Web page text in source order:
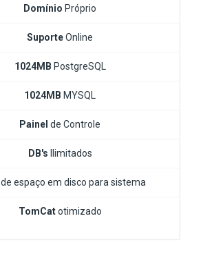
Domínio Próprio
SuporteOnline
1024MB PostgreSQL
1024MB MYSQL
Painel de Controle
DB's Ilimitados
de espaço em disco para sistema
TomCatotimizado